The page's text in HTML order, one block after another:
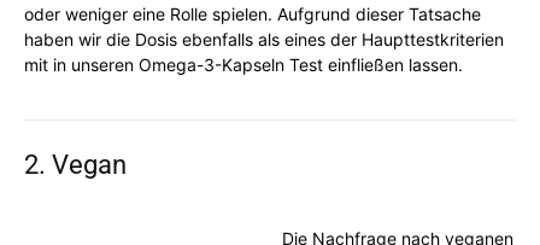
oder weniger eine Rolle spielen. Aufgrund dieser Tatsache
haben wir die Dosis ebenfalls als eines der Haupttestkriterien
mit in unseren Omega-3-Kapseln Test einfließen lassen.
2. Vegan
Die Nachfrage nach veganen